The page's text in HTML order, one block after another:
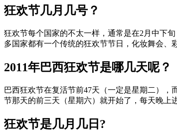
狂欢节几月几号？
狂欢节每个国家的不太一样，通常是在2月中下
多国家都有一个传统的狂欢节节日，化妆舞会、
2011年巴西狂欢节是哪几天呢？
巴西狂欢节在复活节前47天（一定是星期二）
节那天的前三天（星期六）就开始了，每天晚上
狂欢节是几月几日?